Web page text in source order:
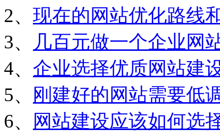
2、 现在的网站优化路线
3、
几百元做一个企业网
4、 企业选择优质网站建
5、
刚建好的网站需要低
6、
网站建设应该如何选